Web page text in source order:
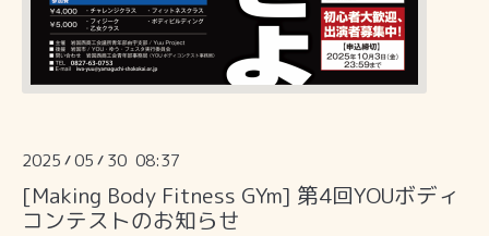
2025 /05 / 30 08:37
[Making Body Fitness GYm] 第4回YOUボディ
コンテストのお知らせ